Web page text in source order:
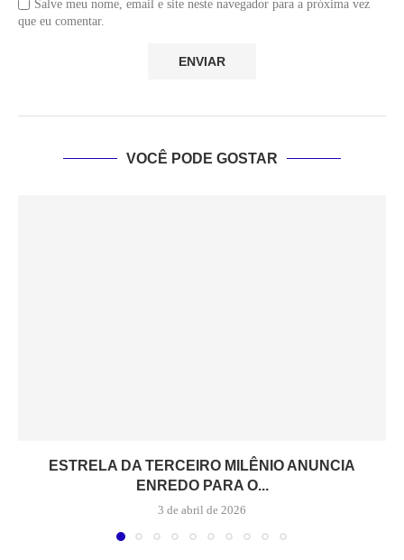
Salve meu nome, email e site neste navegador para a próxima vez
que eu comentar.
VOCÊ PODE GOSTAR
ESTRELA DA TERCEIRO MILÊNIO ANUNCIA
ENREDO PARA O...
3 de abril de 2026